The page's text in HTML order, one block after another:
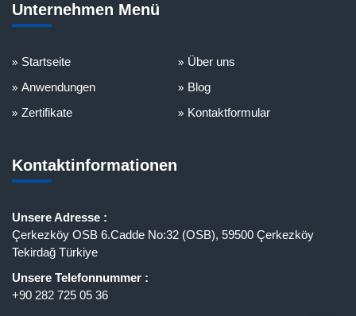
Unternehmen Menü
Startseite
Über uns
Anwendungen
Blog
Zertifikate
Kontaktformular
Kontaktinformationen
Unsere Adresse :
Çerkezköy OSB 6.Cadde No:32 (OSB), 59500 Çerkezköy
Tekirdağ Türkiye
Unsere Telefonnummer :
+90 282 725 05 36